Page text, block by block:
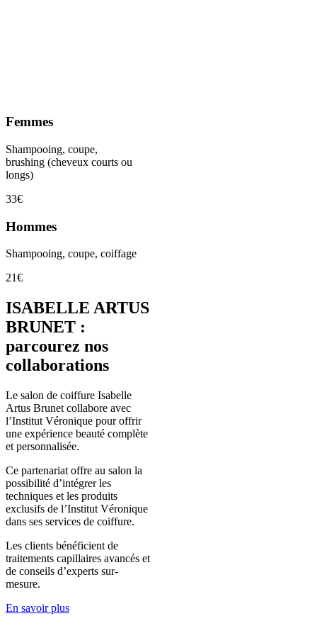
Femmes
Shampooing, coupe,
brushing (cheveux courts ou
longs)
33€
Hommes
Shampooing, coupe, coiffage
21€
ISABELLE ARTUS
BRUNET :
parcourez nos
collaborations
Le salon de coiffure Isabelle
Artus Brunet collabore avec
l’Institut Véronique pour offrir
une expérience beauté complète
et personnalisée.
Ce partenariat offre au salon la
possibilité d’intégrer les
techniques et les produits
exclusifs de l’Institut Véronique
dans ses services de coiffure.
Les clients bénéficient de
traitements capillaires avancés et
de conseils d’experts sur-
mesure.
En savoir plus